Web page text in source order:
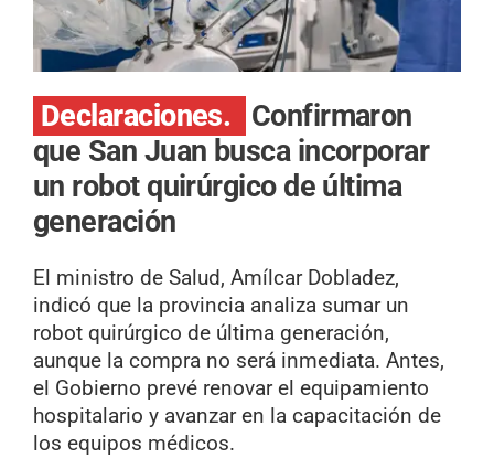
Declaraciones.
Confirmaron
que San Juan busca incorporar
un robot quirúrgico de última
generación
El ministro de Salud, Amílcar Dobladez,
indicó que la provincia analiza sumar un
robot quirúrgico de última generación,
aunque la compra no será inmediata. Antes,
el Gobierno prevé renovar el equipamiento
hospitalario y avanzar en la capacitación de
los equipos médicos.